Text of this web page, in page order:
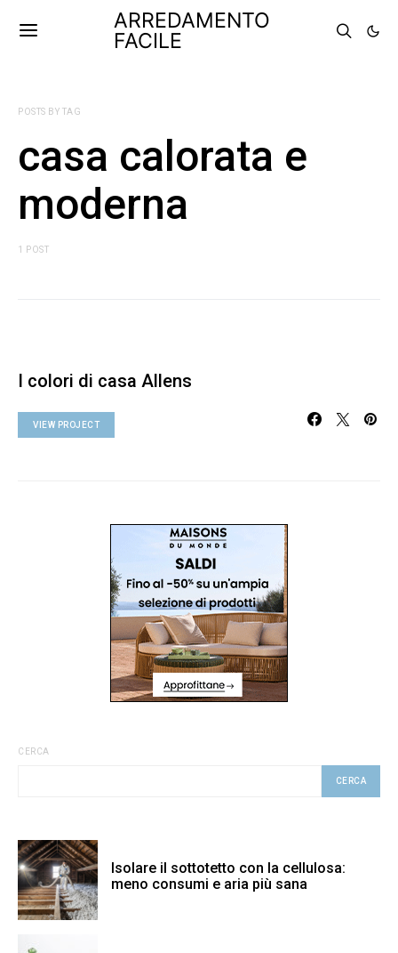
ARREDAMENTO
FACILE
POSTS BY TAG
casa calorata e
moderna
1 POST
I colori di casa Allens
VIEW PROJECT
CERCA
CERCA
Isolare il sottotetto con la cellulosa:
meno consumi e aria più sana